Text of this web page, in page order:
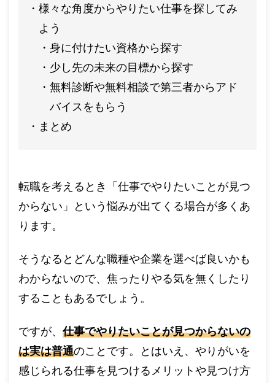
様々な角度からやりたい仕事を探してみ
よう
身に付けたい資格から探す
少し先の未来の目標から探す
無料診断や無料相談で第三者からアド
バイスをもらう
まとめ
転職を考えるとき「仕事でやりたいことが見つ
からない」という悩みが出てくる場合が多くあ
ります。
そうなるとどんな職種や企業を選べば良いかも
わからないので、焦ったりやる気を無くしたり
することもあるでしょう。
ですが、仕事でやりたいことが見つからないの
は実は普通のことです。とはいえ、やりがいを
感じられる仕事を見つけるメリットや見つけ方